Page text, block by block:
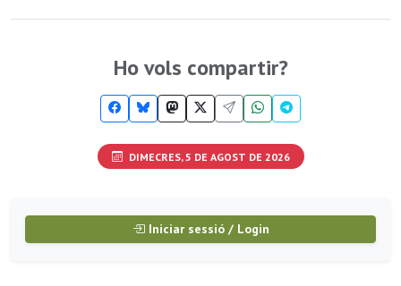
Ho vols compartir?
DIMECRES, 5 DE AGOST DE 2026
Iniciar sessió / Login